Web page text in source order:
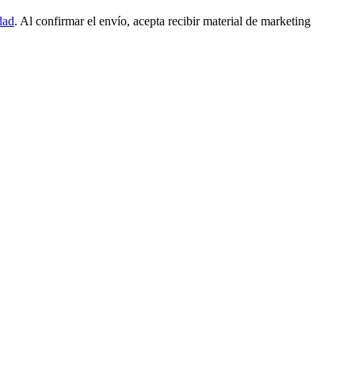
. Al confirmar el envío, acepta recibir material de marketing